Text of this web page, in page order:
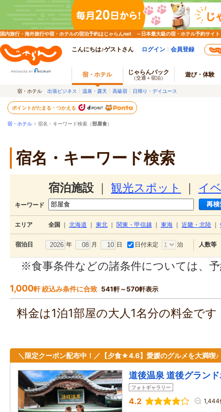
国内旅行・海外旅行や宿・ホテルの宿泊予約はじゃらんnet ～日本最大級の宿・ホテル予約サイト
こんにちは♪ゲストさん ログイン 会員登録
宿・ホテル じゃらんパック
（交通＋宿泊） 遊び・体験
宿・ホテル 出張ビジネス 温泉・露天 高級宿 日帰り・デイユース
ポイントがたまる・つかえる
宿・ホテル > 宿名・キーワード検索（部屋食）
宿名・キーワード検索
宿泊施設 観光スポット イ
キーワード
エリア 全国 北海道 東北 関東・甲信越 東海 近畿・北陸
宿泊日 年 月 日 日付未定 泊 人数等
※食事条件などの諸条件については、
1,000軒 絞込み条件に合致 541軒～570軒表示
料金は1泊1部屋の大人1名分の料金で
＼限定クーポン配布中！／【夕食★4.6】愛媛のグルメを大満喫♪
道後温泉 道後グラン
フォトギャラリー
4.2 1,444